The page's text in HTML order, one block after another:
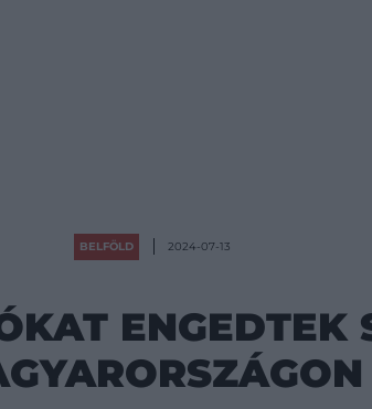
BELFÖLD 2024-07-13
ENGEDTEK